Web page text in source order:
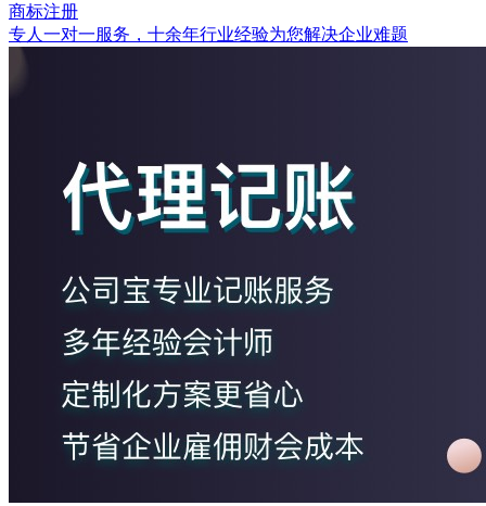
商标注册
专人一对一服务，十余年行业经验为您解决企业难题